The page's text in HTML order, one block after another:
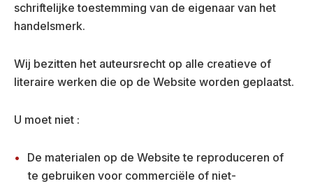
schriftelijke toestemming van de eigenaar van het
handelsmerk.
Wij bezitten het auteursrecht op alle creatieve of
literaire werken die op de Website worden geplaatst.
U moet niet :
De materialen op de Website te reproduceren of
te gebruiken voor commerciële of niet-